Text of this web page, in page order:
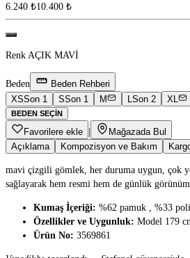
6.240 ₺10.400 ₺
Renk AÇIK MAVİ
Beden
Beden Rehberi
XSSon 1 SSon 1 M L Son 2 XL
BEDEN SEÇIN
Favorilere ekle |
Mağazada Bul
Açıklama
Kompozisyon ve Bakım
mavi çizgili gömlek, her duruma uygun, çok
sağlayarak hem resmi hem de günlük
Kumaş İçeriği: %62 pamuk , %33
Özellikler ve Uygunluk: Model 179
Ürün No: 3569861